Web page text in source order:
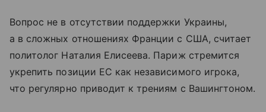
Вопрос не в отсутствии поддержки Украины,
а в сложных отношениях Франции с США, считает
политолог Наталия Елисеева. Париж стремится
укрепить позиции ЕС как независимого игрока,
что регулярно приводит к трениям с Вашингтоном.